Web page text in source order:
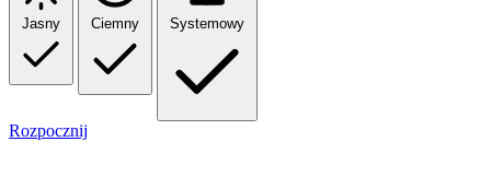
Jasny Ciemny Systemowy
Rozpocznij